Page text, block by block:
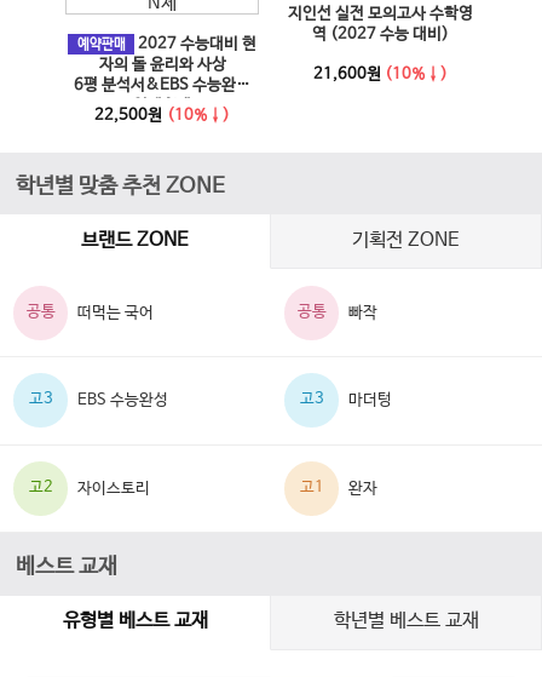
예약판매
2027 수능대비 현
자의 돌 윤리와 사상
6평 분석서&EBS 수능완성
연계 N제
22,500원 (10%↓)
지인선 실전 모의고사 수학영
역 (2027 수능 대비)
21,600원 (10%↓)
이전 슬라이드 다음 슬라이드
학년별 맞춤 추천 ZONE
브랜드 ZONE 기획전 ZONE
공통 떠먹는 국어 공통 빠작
고3 EBS 수능완성 고3 마더텅
고2 자이스토리 고1 완자
베스트 교재
유형별 베스트 교재 학년별 베스트 교재